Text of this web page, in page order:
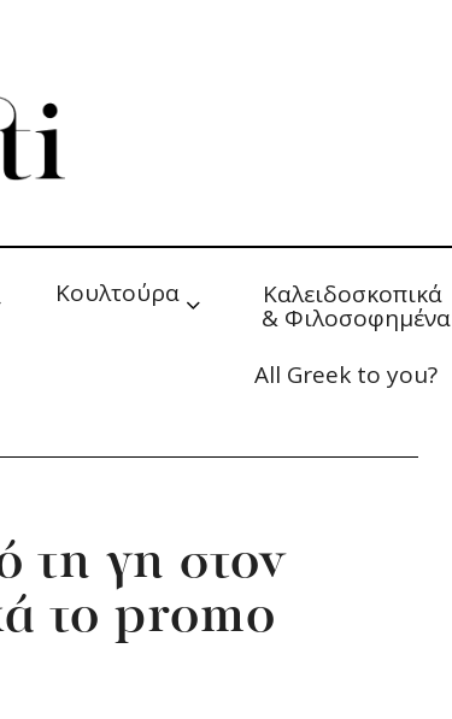
Κουλτούρα Καλειδοσκοπικά
& Φιλοσοφημένα
All Greek to you?
τη γη στον
το promo